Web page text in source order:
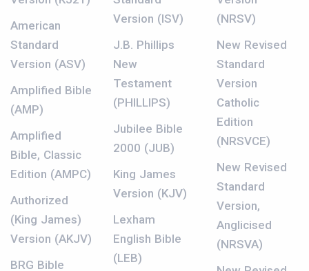
American
Standard
Version (ASV)
Amplified Bible
(AMP)
Amplified
Bible, Classic
Edition (AMPC)
Authorized
(King James)
Version (AKJV)
BRG Bible
Version (ISV)
J.B. Phillips
New
Testament
(PHILLIPS)
Jubilee Bible
2000 (JUB)
King James
Version (KJV)
Lexham
English Bible
(LEB)
(NRSV)
New Revised
Standard
Version
Catholic
Edition
(NRSVCE)
New Revised
Standard
Version,
Anglicised
(NRSVA)